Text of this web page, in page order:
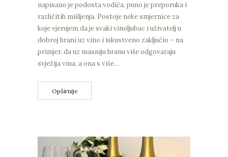
napisano je podosta vodiča, puno je preporuka i
različitih mišljenja. Postoje neke smjernice za
koje vjerujem da je svaki vinoljubac i uživatelj u
dobroj hrani uz vino i iskustveno zaključio – na
primjer, da uz masniju hranu više odgovaraju
svježija vina, a ona s više…
Opširnije